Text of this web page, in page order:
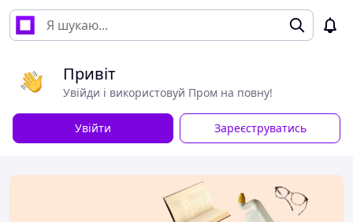
Привіт
Увійди і використовуй Пром на повну!
Увійти Зареєструватись